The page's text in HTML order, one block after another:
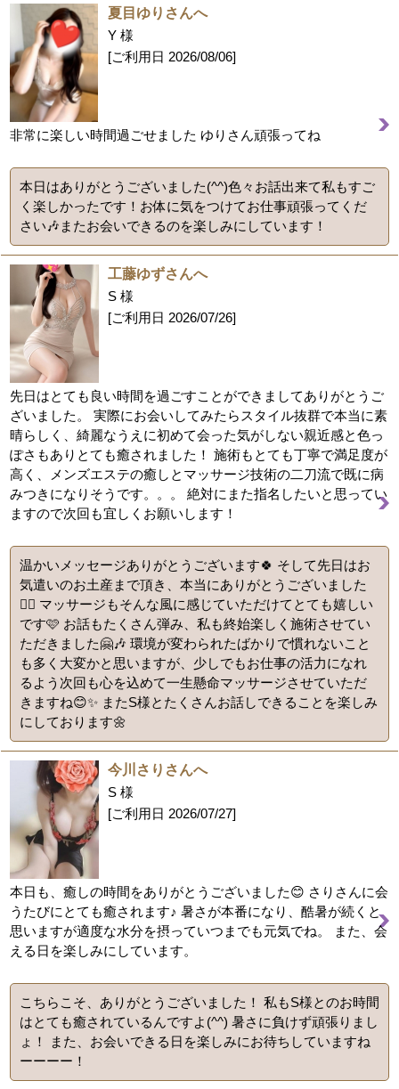
夏目ゆりさんへ
Y 様
[ご利用日 2026/08/06]
非常に楽しい時間過ごせました ゆりさん頑張ってね
本日はありがとうございました(^^)色々お話出来て私もすご
く楽しかったです！お体に気をつけてお仕事頑張ってくだ
さい🎶またお会いできるのを楽しみにしています！
工藤ゆずさんへ
S 様
[ご利用日 2026/07/26]
先日はとても良い時間を過ごすことができましてありがとうご
ざいました。 実際にお会いしてみたらスタイル抜群で本当に素
晴らしく、綺麗なうえに初めて会った気がしない親近感と色っ
ぽさもありとても癒されました！ 施術もとても丁寧で満足度が
高く、メンズエステの癒しとマッサージ技術の二刀流で既に病
みつきになりそうです。。。 絶対にまた指名したいと思ってい
ますので次回も宜しくお願いします！
温かいメッセージありがとうございます🍀 そして先日はお
気遣いのお土産まで頂き、本当にありがとうございました
🙇‍♀️ マッサージもそんな風に感じていただけてとても嬉しい
です🩷 お話もたくさん弾み、私も終始楽しく施術させてい
ただきました🤗🎶 環境が変わられたばかりで慣れないこと
も多く大変かと思いますが、少しでもお仕事の活力になれ
るよう次回も心を込めて一生懸命マッサージさせていただ
きますね😊✨️ またS様とたくさんお話しできることを楽しみ
にしております🌼
今川さりさんへ
S 様
[ご利用日 2026/07/27]
本日も、癒しの時間をありがとうございました😊 さりさんに会
うたびにとても癒されます♪ 暑さが本番になり、酷暑が続くと
思いますが適度な水分を摂っていつまでも元気でね。 また、会
える日を楽しみにしています。
こちらこそ、ありがとうございました！ 私もS様とのお時間
はとても癒されているんですよ(^^) 暑さに負けず頑張りまし
ょ！ また、お会いできる日を楽しみにお待ちしていますね
ーーーー！